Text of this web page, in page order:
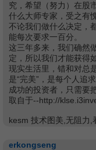
究，希望（努力）在股
什么大师专家，受之有
不论我们做什么决定，
能每次要求一百分。
这三年多来，我们确然
定，所以我们才能获得
现实生活里，错和对总
是“完美”，是每个人追
成功的投资者，只需要
取自于--http://
kesm 技术图美,无阻力,
erkongseng